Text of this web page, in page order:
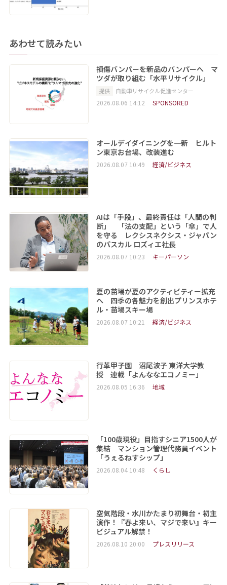
あわせて読みたい
損傷バンパーを新品のバンパーへ マ
ツダが取り組む「水平リサイクル」
提供 自動車リサイクル促進センター
2026.08.06 14:12 SPONSORED
オールデイダイニングを一新 ヒルト
ン東京お台場、改装進む
2026.08.07 10:49 経済/ビジネス
AIは「手段」、最終責任は「人間の判
断」 「法の支配」という「傘」で人
を守る レクシスネクシス・ジャパン
のパスカル ロズィエ社長
2026.08.07 10:23 キーパーソン
夏の苗場が夏のアクティビティー拡充
へ 四季の各魅力を創出プリンスホテ
ル・苗場スキー場
2026.08.07 10:21 経済/ビジネス
行革甲子園 沼尾波子 東洋大学教
授 連載「よんななエコノミー」
2026.08.05 16:36 地域
「100歳現役」目指すシニア1500人が
集結 マンション管理代務員イベント
「うぇるねすシップ」
2026.08.04 10:48 くらし
空気階段・水川かたまり初舞台・初主
演作！『春よ来い、マジで来い』キー
ビジュアル解禁！
2026.08.10 20:00 プレスリリース